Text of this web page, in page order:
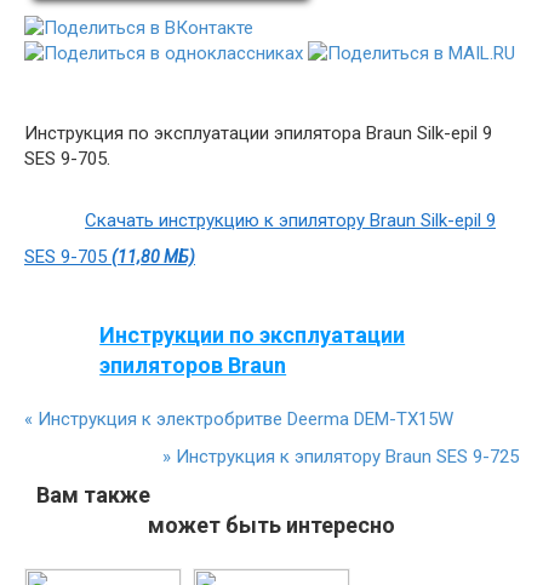
Инструкция по эксплуатации эпилятора Braun Silk-epil 9
SES 9-705.
Скачать инструкцию к эпилятору Braun Silk-epil 9
SES 9-705 (11,80 МБ)
Инструкции по эксплуатации
эпиляторов Braun
« Инструкция к электробритве Deerma DEM-TX15W
» Инструкция к эпилятору Braun SES 9-725
Вам также
может быть интересно